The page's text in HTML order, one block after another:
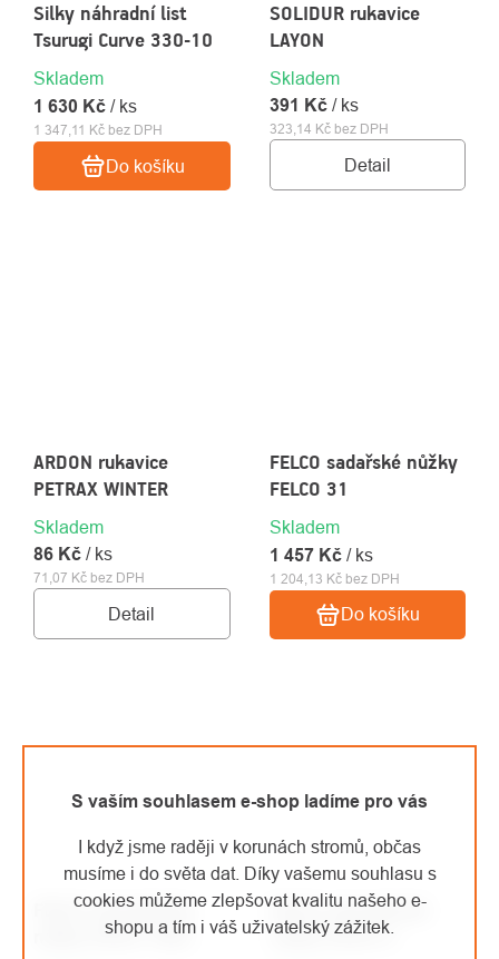
S vaším souhlasem e-shop ladíme pro vás
I když jsme raději v korunách stromů, občas
musíme i do světa dat. Díky vašemu souhlasu s
cookies můžeme zlepšovat kvalitu našeho e-
shopu a tím i váš uživatelský zážitek.
Silky náhradní list
Tsurugi Curve 330-10
Skladem
1 347,11 Kč bez DPH
1 630 Kč / ks
Do košíku
SOLIDUR rukavice
LAYON
Skladem
323,14 Kč bez DPH
391 Kč / ks
Detail
ARDON rukavice
PETRAX WINTER
Skladem
71,07 Kč bez DPH
86 Kč / ks
Detail
FELCO sadařské nůžky
FELCO 31
Skladem
1 204,13 Kč bez DPH
1 457 Kč / ks
Do košíku
FELCO zahradnické
nůžky FELCO 160S
FELCO zahradnické
nůžky FELCO 9